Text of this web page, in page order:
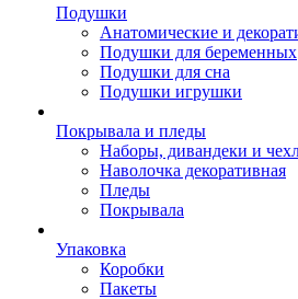
Подушки
Анатомические и
Подушки для беременных
Подушки для сна
Подушки игрушки
Покрывала и пледы
Наборы, дивандеки и
Наволочка декоративная
Пледы
Покрывала
Упаковка
Коробки
Пакеты